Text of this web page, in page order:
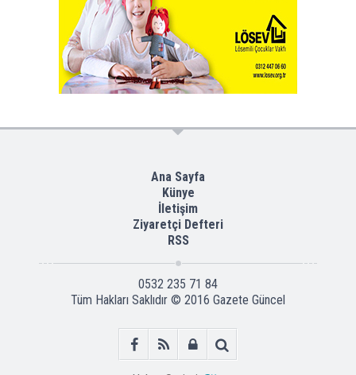
Ana Sayfa
Künye
İletişim
Ziyaretçi Defteri
RSS
0532 235 71 84
Tüm Hakları Saklıdır © 2016 Gazete Güncel